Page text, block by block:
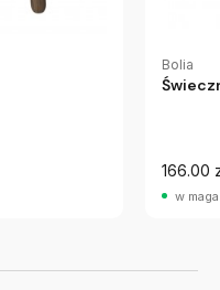
Bolia
166.00
w